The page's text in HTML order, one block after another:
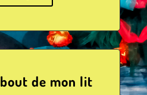
de mon lit